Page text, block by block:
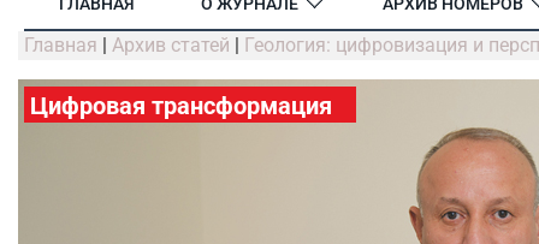
Главная | Архив статей | Геология: цифровизация и
Цифровая трансформация